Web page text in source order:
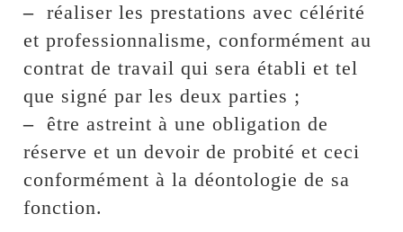
– réaliser les prestations avec célérité
et professionnalisme, conformément au
contrat de travail qui sera établi et tel
que signé par les deux parties ;
– être astreint à une obligation de
réserve et un devoir de probité et ceci
conformément à la déontologie de sa
fonction.